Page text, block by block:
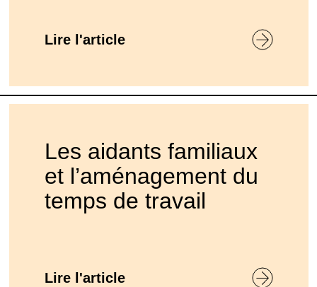
Lire l'article
Les aidants familiaux
et l’aménagement du
temps de travail
Lire l'article